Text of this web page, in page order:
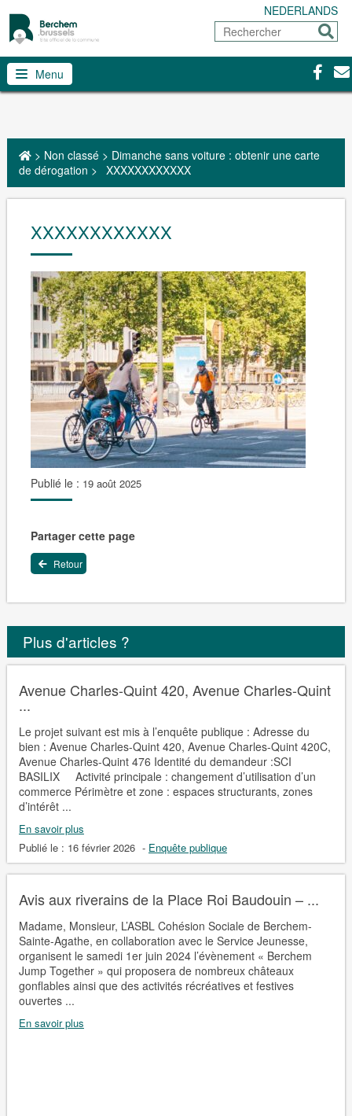
NEDERLANDS
Rechercher
Menu
> Non classé> Dimanche sans voiture : obtenir une carte
de dérogation > XXXXXXXXXXXX
XXXXXXXXXXXX
Publié le : 19 août 2025
Partager cette page
Retour
Plus d'articles ?
Avenue Charles-Quint 420, Avenue Charles-Quint
...
Le projet suivant est mis à l’enquête publique : Adresse du
bien : Avenue Charles-Quint 420, Avenue Charles-Quint 420C,
Avenue Charles-Quint 476 Identité du demandeur :SCI
BASILIX Activité principale : changement d’utilisation d’un
commerce Périmètre et zone : espaces structurants, zones
d’intérêt ...
En savoir plus
Publié le : 16 février 2026 - Enquête publique
Avis aux riverains de la Place Roi Baudouin – ...
Madame, Monsieur, L’ASBL Cohésion Sociale de Berchem-
Sainte-Agathe, en collaboration avec le Service Jeunesse,
organisent le samedi 1er juin 2024 l’évènement « Berchem
Jump Together » qui proposera de nombreux châteaux
gonflables ainsi que des activités récréatives et festives
ouvertes ...
En savoir plus